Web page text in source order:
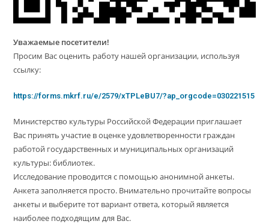
Уважаемые посетители!
Просим Вас оценить работу нашей организации, используя
ссылку:
https://forms.mkrf.ru/e/2579/xTPLeBU7/?ap_orgcode=030221515
Министерство культуры Российской Федерации приглашает
Вас принять участие в оценке удовлетворенности граждан
работой государственных и муниципальных организаций
культуры: библиотек.
Исследование проводится с помощью анонимной анкеты.
Анкета заполняется просто. Внимательно прочитайте вопросы
анкеты и выберите тот вариант ответа, который является
наиболее подходящим для Вас.